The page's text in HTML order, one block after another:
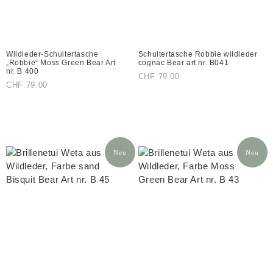
Wildleder-Schultertasche
„Robbie“ Moss Green Bear Art
nr. B 400
CHF 79.00
Schultertasche Robbie wildleder
cognac Bear art nr. B041
CHF 79.00
Neu Neu